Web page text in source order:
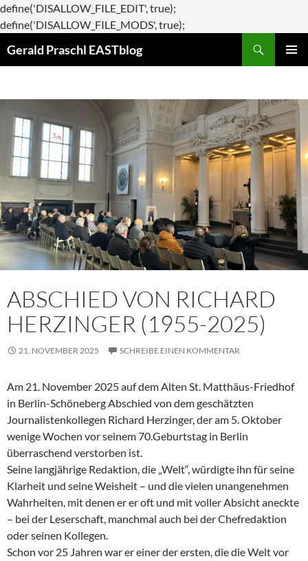
define('DISALLOW_FILE_EDIT', true);
define('DISALLOW_FILE_MODS', true);
Gerald Praschl EASTblog
ABSCHIED VON RICHARD
HERZINGER (1955-2025)
21. NOVEMBER 2025 SCHREIBE EINEN KOMMENTAR
Am 21. November 2025 auf dem Alten St. Matthäus-Friedhof
in Berlin-Schöneberg Abschied von dem geschätzten
Journalistenkollegen Richard Herzinger, der am 5. Oktober
wenige Wochen vor seinem 70.Geburtstag in Berlin
überraschend verstorben ist.
Seine langjährige Redaktion, die „Welt“, würdigte ihn für seine
Klarheit und seine Weisheit – und die vielen unangenehmen
Wahrheiten, mit denen er er oft und mit voller Absicht aneckte
– bei der Leserschaft, manchmal auch bei der Chefredaktion
oder seinen Kollegen.
Schon vor 25 Jahren war er einer der ersten, die die Welt vor